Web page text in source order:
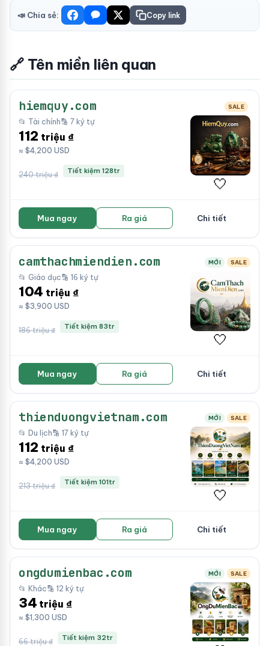
📣 Chia sẻ: Copy link
🔗 Tên miền liên quan
hiemquy.com SALE
📂 Tài chính🔡 7 ký tự
112 triệu ₫
≈ $4,200 USD
240 triệu ₫ Tiết kiệm 128tr
🤍
Mua ngay Ra giá Chi tiết
camthachmiendien.com MỚI SALE
📂 Giáo dục🔡 16 ký tự
104 triệu ₫
≈ $3,900 USD
186 triệu ₫ Tiết kiệm 83tr
🤍
Mua ngay Ra giá Chi tiết
thienduongvietnam.com MỚI SALE
📂 Du lịch🔡 17 ký tự
112 triệu ₫
≈ $4,200 USD
213 triệu ₫ Tiết kiệm 101tr
🤍
Mua ngay Ra giá Chi tiết
ongdumienbac.com MỚI SALE
📂 Khác🔡 12 ký tự
34 triệu ₫
≈ $1,300 USD
66 triệu ₫ Tiết kiệm 32tr